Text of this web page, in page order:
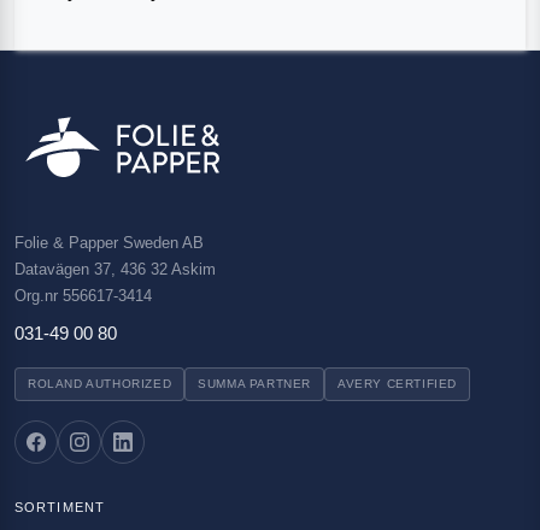
Folie & Papper Sweden AB
Datavägen 37, 436 32 Askim
Org.nr 556617-3414
031-49 00 80
ROLAND AUTHORIZED SUMMA PARTNER AVERY CERTIFIED
SORTIMENT